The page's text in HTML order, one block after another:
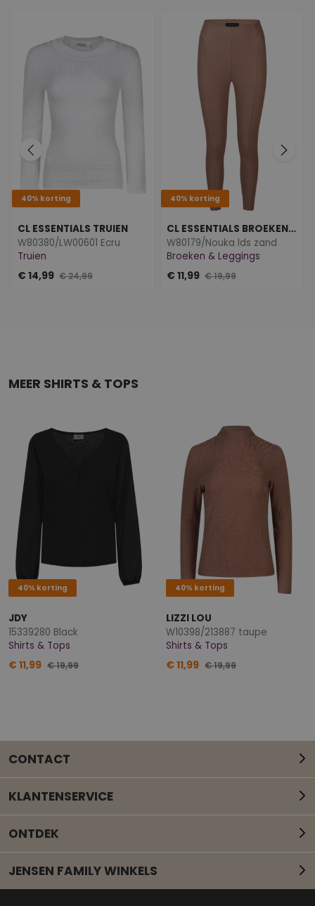
40% korting
CL ESSENTIALS TRUIEN
W80380/LW00601 Ecru
Truien
€ 14,99 € 24,99
40% korting
CL ESSENTIALS BROEKEN & LEGGINGS
W80179/Nouka lds zand
Broeken & Leggings
€ 11,99 € 19,99
MEER SHIRTS & TOPS
40% korting
JDY
15339280 Black
Shirts & Tops
€ 11,99 € 19,99
40% korting
LIZZI LOU
W10398/213887 taupe
Shirts & Tops
€ 11,99 € 19,99
CONTACT
Mail onze klantenservice
KLANTENSERVICE
ONTDEK
JENSEN FAMILY WINKELS